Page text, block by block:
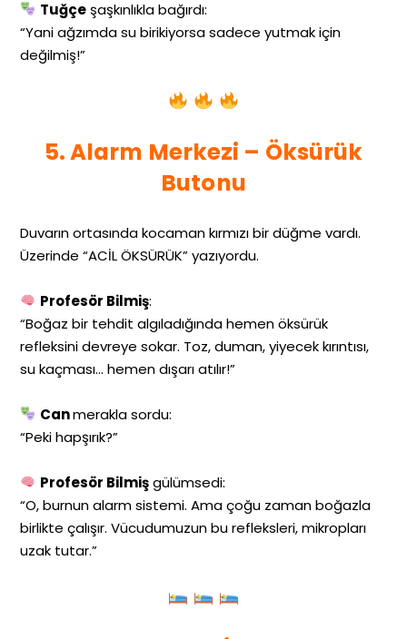
Tuğçeşaşkınlıkla bağırdı:
“Yani ağzımda su birikiyorsa sadece yutmak için
değilmiş!”
5. Alarm Merkezi – Öksürük
Butonu
Duvarın ortasında kocaman kırmızı bir düğme vardı.
Üzerinde “ACİL ÖKSÜRÜK” yazıyordu.
Profesör Bilmiş:
“Boğaz bir tehdit algıladığında hemen öksürük
refleksini devreye sokar. Toz, duman, yiyecek kırıntısı,
su kaçması… hemen dışarı atılır!”
Canmerakla sordu:
“Peki hapşırık?”
Profesör Bilmişgülümsedi:
“O, burnun alarm sistemi. Ama çoğu zaman boğazla
birlikte çalışır. Vücudumuzun bu refleksleri, mikropları
uzak tutar.”